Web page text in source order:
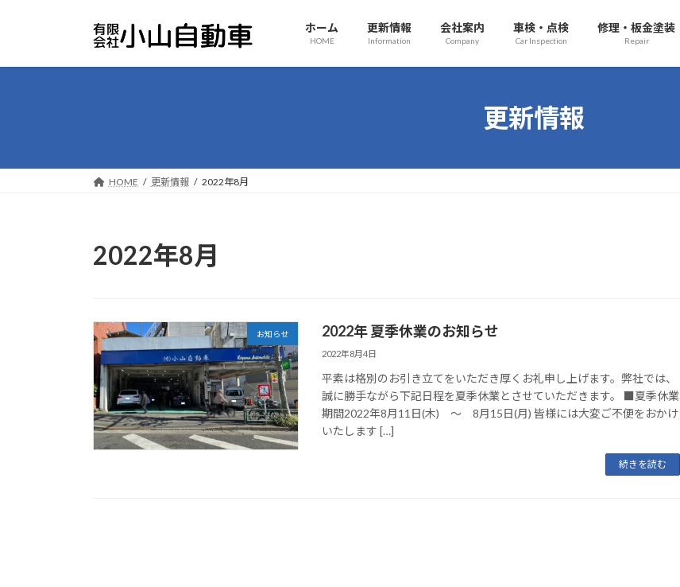
ン
ー
ホーム
HOME
更新情報
Information
会社案内
Company
車検・点検
Car Inspection
修理・板金塗装
Repair
更新情報
HOME 更新情報 2022年8月
2022年8月
お知らせ 2022年 夏季休業のお知らせ
2022年8月4日
平素は格別のお引き立てをいただき厚くお礼申し上げます。弊社では、
誠に勝手ながら下記日程を夏季休業とさせていただきます。 ■夏季休業
期間2022年8月11日(木) ～ 8月15日(月) 皆様には大変ご不便をおかけ
いたします […]
続きを読む